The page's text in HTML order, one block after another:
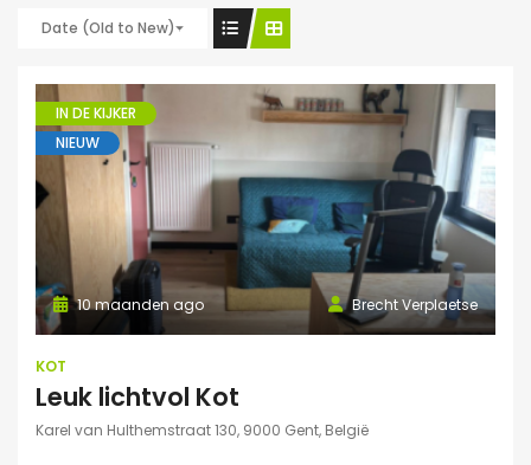
Date (Old to New)
IN DE KIJKER
NIEUW
Brecht Verplaetse
10 maanden ago
KOT
Leuk lichtvol Kot
Karel van Hulthemstraat 130, 9000 Gent, België